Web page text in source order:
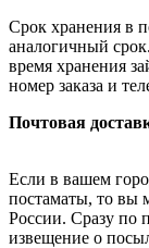
Срок хранения в
аналогичный
время хранения
номер заказа и
Почтовая
Если в вашем
постаматы, то вы
России. Сразу по
извещение о